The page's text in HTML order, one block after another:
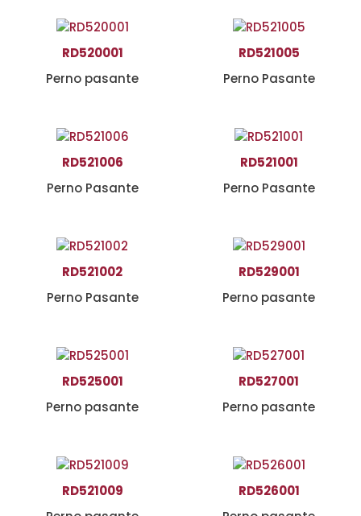
RD520001
Perno pasante
RD521005
Perno Pasante
RD521006
Perno Pasante
RD521001
Perno Pasante
RD521002
Perno Pasante
RD529001
Perno pasante
RD525001
Perno pasante
RD527001
Perno pasante
RD521009
RD526001